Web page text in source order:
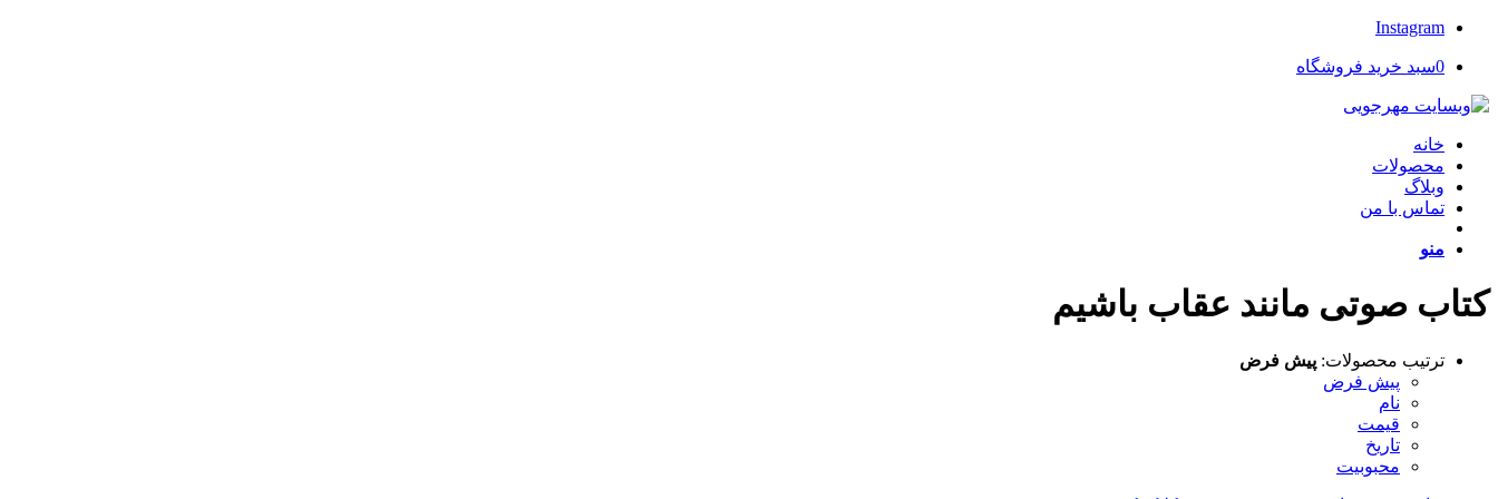
Instagram
0سبد خرید فروشگاه
خانه
محصولات
وبلاگ
تماس با من
منو
کتاب صوتی مانند عقاب باشیم
ترتیب محصولات: پیش فرض
پیش فرض
نام
قیمت
تاریخ
محبوبیت